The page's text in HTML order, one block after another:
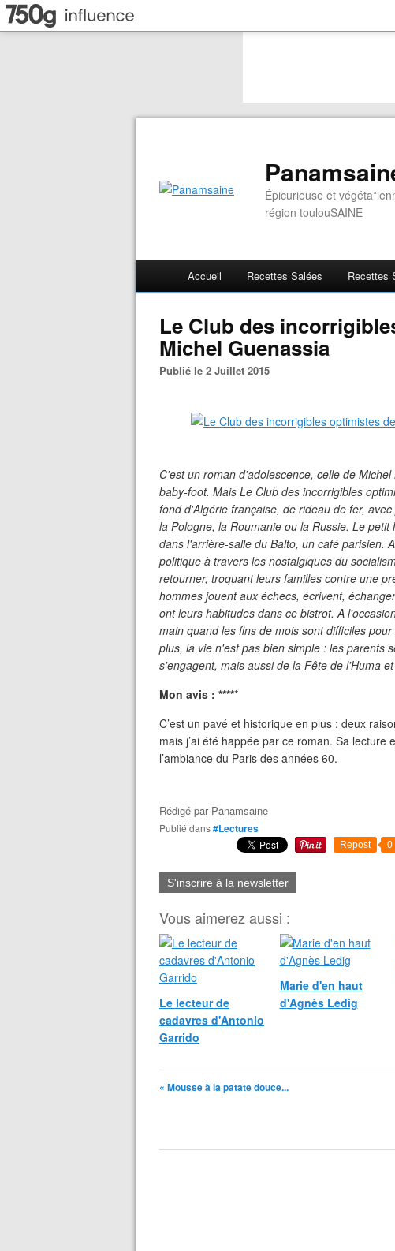
Épicurieuse et
région toulouSAINE
Accueil Recettes Salées Recettes
Le Club des
Michel Guenassia
Publié le 2 Juillet 2015
C'est un roman d'adolescence, celle de
baby-foot. Mais Le Club des incorrigibles
fond d'Algérie française, de rideau de fer,
la Pologne, la Roumanie ou la Russie. Le
dans l'arrière-salle du Balto, un café parisien.
politique à travers les nostalgiques du
retourner, troquant leurs familles contre une
hommes jouent aux échecs, écrivent,
ont leurs habitudes dans ce bistrot. A
main quand les fins de mois sont difficiles
plus, la vie n'est pas bien simple : les parents
s'engagent, mais aussi de la Fête de l'Huma
Mon avis : *****
C’est un pavé et historique en plus : deux
mais j’ai été happée par ce roman. Sa
l’ambiance du Paris des années 60.
Rédigé par Panamsaine
Publié dans#Lectures
Repost 0
S'inscrire à la newsletter
Vous aimerez aussi :
Le lecteur de
cadavres d'Antonio
Garrido
Marie d'en haut
d'Agnès Ledig
« Mousse à la patate douce...